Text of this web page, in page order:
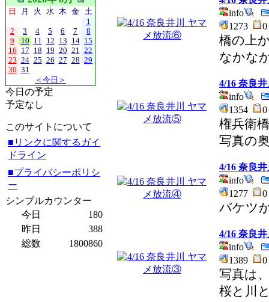
日 月 火 水 木 金 土
1
2
3 4 5 6 7
8
9
10 11 12 13 14 15
16 17 18 19 20 21 22
23 24 25 26 27 28 29
30 31
＜今日＞
今日の予定
予定なし
このサイトについて
■リンクに関するガイ
ドライン
■プライバシーポリシ
ー
シンプルカウンター
今日
180
昨日
388
総数
1800860
info
1273
橋の上
なかな
4/16 奈良
info
1354
権兵衛
写真の
4/16 奈良
info
1277
バケツ
4/16 奈良
info
1389
写真は
桜と川